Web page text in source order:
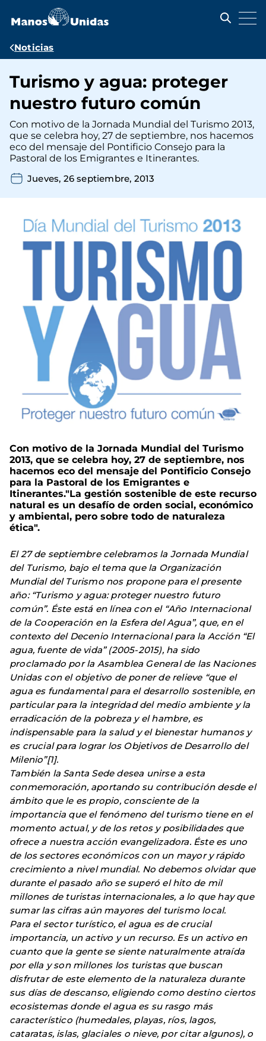
contenido
Ruta
navegación
Noticias
Turismo y agua: proteger
nuestro futuro común
Con motivo de la Jornada Mundial del Turismo 2013,
que se celebra hoy, 27 de septiembre, nos hacemos
eco del mensaje del Pontificio Consejo para la
Pastoral de los Emigrantes e Itinerantes.
Jueves, 26 septiembre, 2013
Con motivo de la Jornada Mundial del Turismo
2013, que se celebra hoy, 27 de septiembre, nos
hacemos eco del mensaje del Pontificio Consejo
para la Pastoral de los Emigrantes e
Itinerantes."La gestión sostenible de este recurso
natural es un desafío de orden social, económico
y ambiental, pero sobre todo de naturaleza
ética".
El 27 de septiembre celebramos la Jornada Mundial
del Turismo, bajo el tema que la Organización
Mundial del Turismo nos propone para el presente
año: “Turismo y agua: proteger nuestro futuro
común”. Éste está en línea con el “Año Internacional
de la Cooperación en la Esfera del Agua”, que, en el
contexto del Decenio Internacional para la Acción “El
agua, fuente de vida” (2005-2015), ha sido
proclamado por la Asamblea General de las Naciones
Unidas con el objetivo de poner de relieve “que el
agua es fundamental para el desarrollo sostenible, en
particular para la integridad del medio ambiente y la
erradicación de la pobreza y el hambre, es
indispensable para la salud y el bienestar humanos y
es crucial para lograr los Objetivos de Desarrollo del
Milenio”[1].
También la Santa Sede desea unirse a esta
conmemoración, aportando su contribución desde el
ámbito que le es propio, consciente de la
importancia que el fenómeno del turismo tiene en el
momento actual, y de los retos y posibilidades que
ofrece a nuestra acción evangelizadora. Éste es uno
de los sectores económicos con un mayor y rápido
crecimiento a nivel mundial. No debemos olvidar que
durante el pasado año se superó el hito de mil
millones de turistas internacionales, a lo que hay que
sumar las cifras aún mayores del turismo local.
Para el sector turístico, el agua es de crucial
importancia, un activo y un recurso. Es un activo en
cuanto que la gente se siente naturalmente atraída
por ella y son millones los turistas que buscan
disfrutar de este elemento de la naturaleza durante
sus días de descanso, eligiendo como destino ciertos
ecosistemas donde el agua es su rasgo más
característico (humedales, playas, ríos, lagos,
cataratas, islas, glaciales o nieve, por citar algunos), o